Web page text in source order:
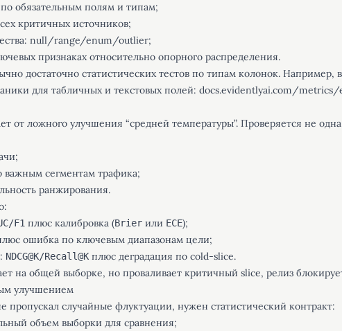
обязательным полям и типам;
критичных источников;
null/range/enum/outlier;
признаках относительно опорного распределения.
достаточно статистических тестов по типам колонок. Например,
для табличных и текстовых полей: docs.evidentlyai.com/
от ложного улучшения “средней температуры”. Проверяется не
важным сегментам трафика;
ранжирования.
F1 плюс калибровка (Brier или ECE);
ошибка по ключевым диапазонам цели;
NDCG@K/Recall@K плюс деградация по cold-slice.
на общей выборке, но проваливает критичный slice, релиз
улучшением
пропускал случайные флуктуации, нужен статистический контракт:
объем выборки для сравнения;